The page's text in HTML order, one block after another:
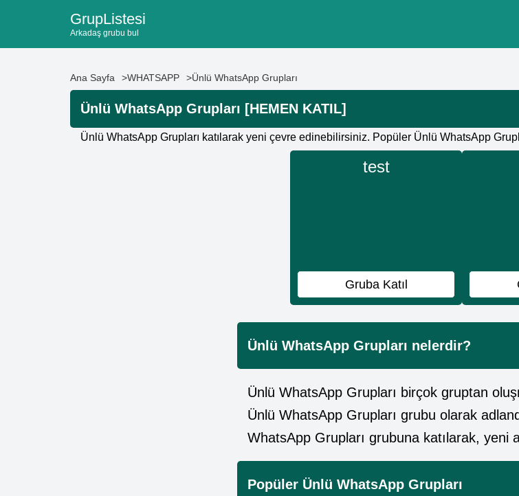
GrupListesi
Arkadaş grubu bul
Ana Sayfa WHATSAPP Ünlü WhatsApp Grupları
Ünlü WhatsApp Grupları [HEMEN KATIL]
Ünlü WhatsApp Grupları katılarak yeni çevre edinebilirsiniz. Popüler Ünlü WhatsApp
test
Gruba Katıl
Ünlü WhatsApp Grupları nelerdir?
Ünlü WhatsApp Grupları birçok gruptan
Ünlü WhatsApp Grupları grubu olarak
WhatsApp Grupları grubuna katılarak, yeni
Popüler Ünlü WhatsApp Grupları